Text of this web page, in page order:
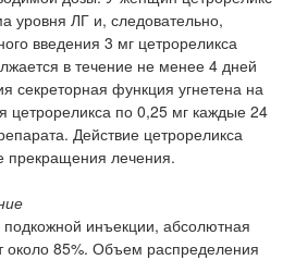
уровня ЛГ и, следовательно,
введения 3 мг цетрореликса
в течение не менее 4 дней
секреторная функция угнетена на
цетрореликса по 0,25 мг каждые 24
Действие цетрореликса
прекращения лечения.
инъекции, абсолютная
около 85%. Объем распределения